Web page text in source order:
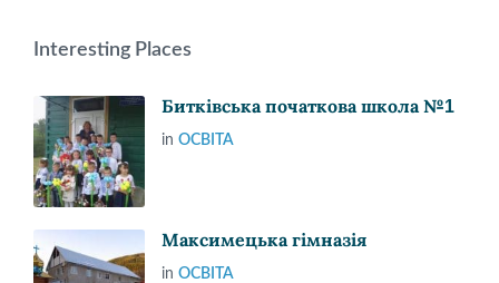
Interesting Places
Битківська початкова школа №1
in ОСВІТА
Максимецька гімназія
in ОСВІТА